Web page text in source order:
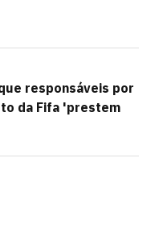
responsáveis por
da Fifa 'prestem